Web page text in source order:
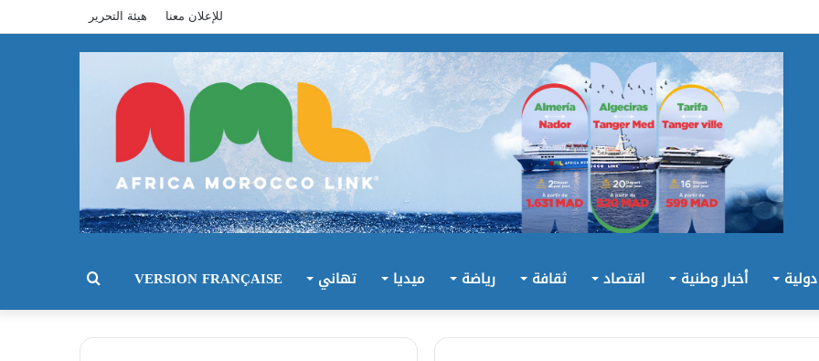
للإعلان معنا هيئة التحرير
أخبار وطنية اقتصاد ثقافة رياضة ميديا تهاني VERSION FRANÇAISE بحث